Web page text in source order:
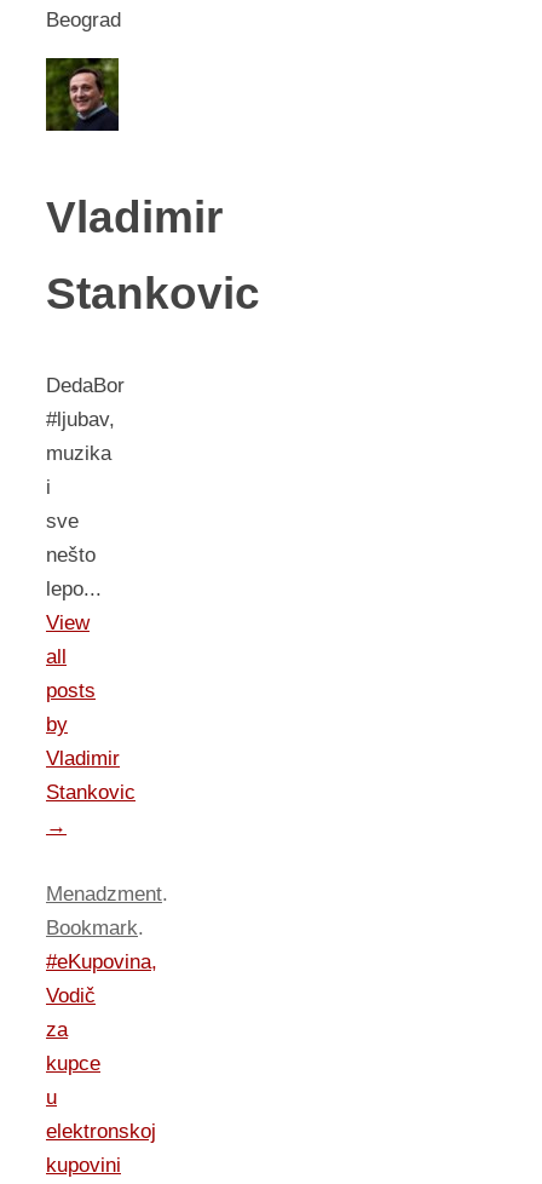
Beograd
Vladimir
Stankovic
DedaBor
#ljubav,
muzika
i
sve
nešto
lepo...
View
all
posts
by
Vladimir
Stankovic
→
Menadzment.
Bookmark.
#eKupovina,
Vodič
za
kupce
u
elektronskoj
kupovini